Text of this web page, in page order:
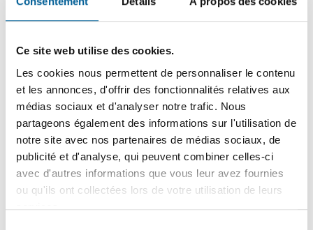
Ce site web utilise des cookies.
Les cookies nous permettent de personnaliser le contenu
et les annonces, d'offrir des fonctionnalités relatives aux
médias sociaux et d'analyser notre trafic. Nous
partageons également des informations sur l'utilisation de
notre site avec nos partenaires de médias sociaux, de
publicité et d'analyse, qui peuvent combiner celles-ci
avec d'autres informations que vous leur avez fournies
ou qu'ils ont collectées lors de votre utilisation de leurs
services.
15 juin 2026
SÉCURITÉ PUBLIQUE – En cours | Tournée résidentielle
de sensibilisation des pompiers : une visite pour votre
sécurité !
10 juin 2026
FINANCES MUNICIPALES | Dépôt du rapport financier
2025 et de l’état de situation financière 2026